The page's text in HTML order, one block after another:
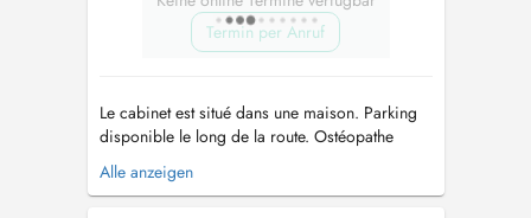
Termin per Anruf
Le cabinet est situé dans une maison. Parking
disponible le long de la route. Ostéopathe
D.O., diplômé de l'Université Libre de
Bruxelles (ULB), je reçois des patients à partir
Alle anzeigen